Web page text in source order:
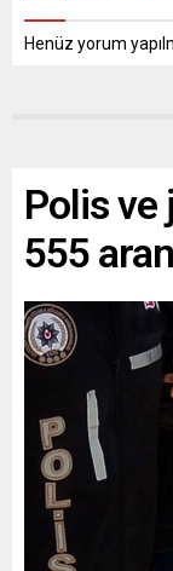
Henüz yorum
Polis ve
555